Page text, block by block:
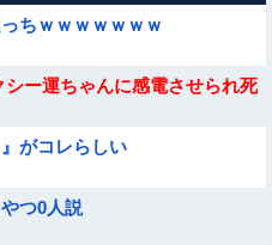
ちｗｗｗｗｗｗｗ
シー運ちゃんに感電させられ死
がコレらしい
つ0人説